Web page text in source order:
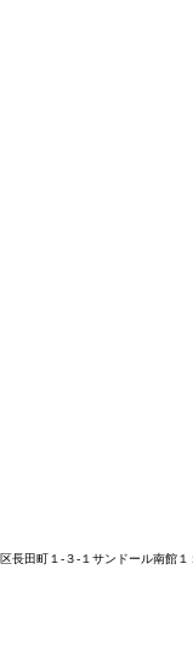
田町１-３-１サンドール南